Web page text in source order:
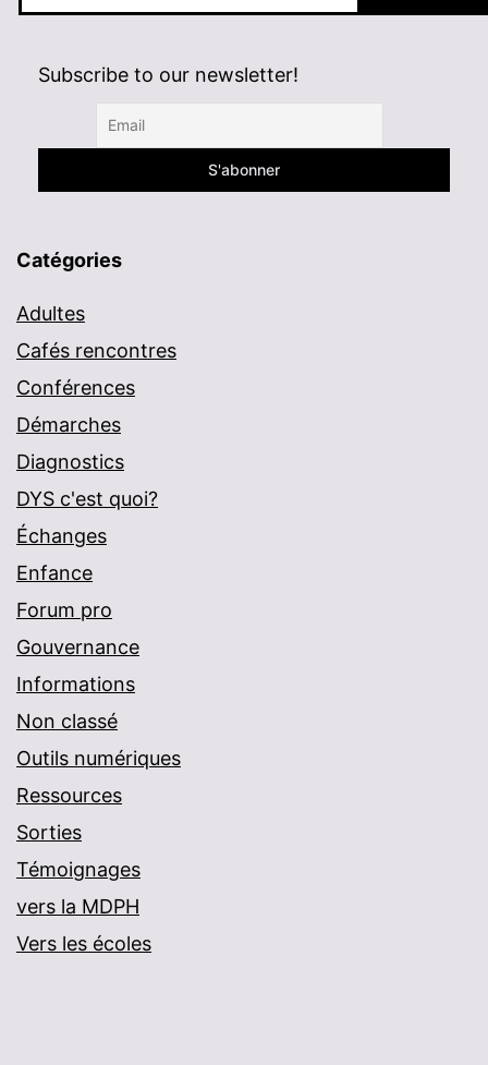
Subscribe to our newsletter!
Catégories
Adultes
Cafés rencontres
Conférences
Démarches
Diagnostics
DYS c'est quoi?
Échanges
Enfance
Forum pro
Gouvernance
Informations
Non classé
Outils numériques
Ressources
Sorties
Témoignages
vers la MDPH
Vers les écoles